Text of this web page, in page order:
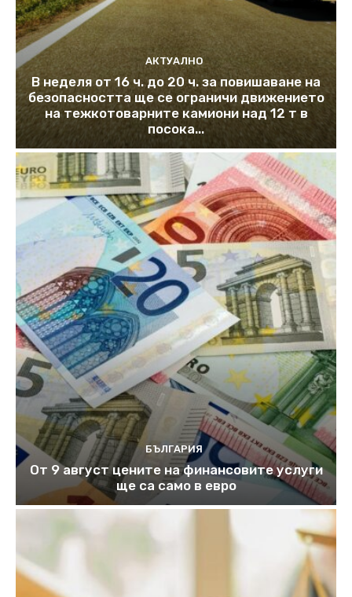
АКТУАЛНО
В неделя от 16 ч. до 20 ч. за повишаване на
безопасността ще се ограничи движението
на тежкотоварните камиони над 12 т в
посока...
БЪЛГАРИЯ
От 9 август цените на финансовите услуги
ще са само в евро